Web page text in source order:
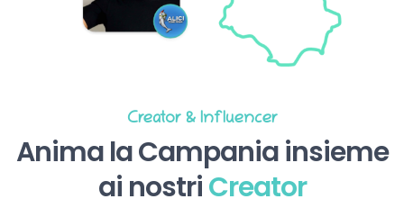
Creator & Influencer
Anima la Campania insieme
ai nostriCreator